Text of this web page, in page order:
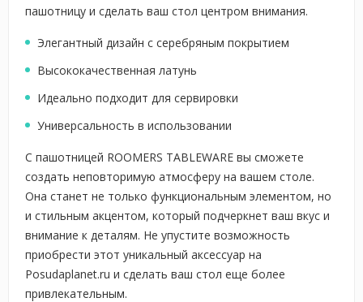
пашотницу и сделать ваш стол центром внимания.
Элегантный дизайн с серебряным покрытием
Высококачественная латунь
Идеально подходит для сервировки
Универсальность в использовании
С пашотницей ROOMERS TABLEWARE вы сможете
создать неповторимую атмосферу на вашем столе.
Она станет не только функциональным элементом, но
и стильным акцентом, который подчеркнет ваш вкус и
внимание к деталям. Не упустите возможность
приобрести этот уникальный аксессуар на
Posudaplanet.ru и сделать ваш стол еще более
привлекательным.